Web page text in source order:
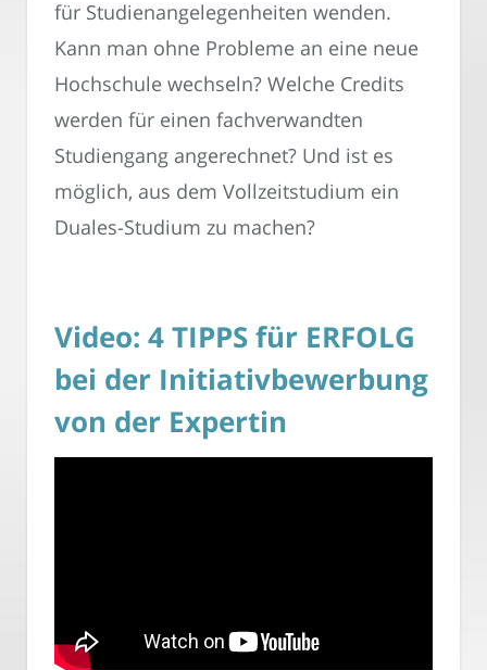
für Studienangelegenheiten wenden.
Kann man ohne Probleme an eine neue
Hochschule wechseln? Welche Credits
werden für einen fachverwandten
Studiengang angerechnet? Und ist es
möglich, aus dem Vollzeitstudium ein
Duales-Studium zu machen?
Video: 4 TIPPS für ERFOLG
bei der Initiativbewerbung
von der Expertin